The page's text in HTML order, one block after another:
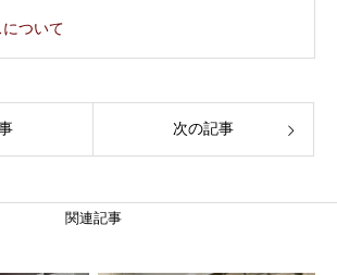
ついて
次の記事
関連記事